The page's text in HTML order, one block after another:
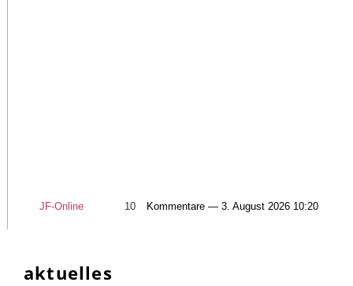
JF-Online 10 Kommentare — 3. August 2026 10:20
aktuelles